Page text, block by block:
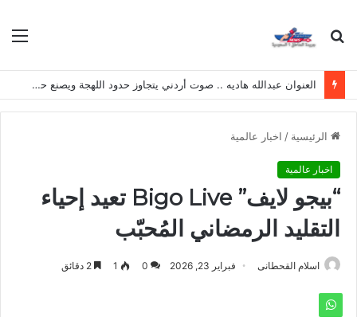
بحث
العنوان عبدالله هاديه .. صوت أردني يتجاوز حدود اللهجة ويصنع حضوره الخاص
الرئيسية / اخبار عالمية
اخبار عالمية
“بيجو لايف” Bigo Live تعيد إحياء
التقليد الرمضاني المُحبّب
اسلام القحطانى فبراير 23, 2026 0
1